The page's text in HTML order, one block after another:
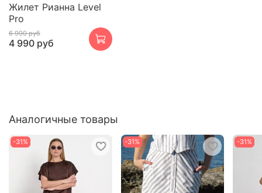
Жилет Рианна Level
Pro
6 990 руб
4 990 руб
Аналогичные товары
-31% -31% -31%